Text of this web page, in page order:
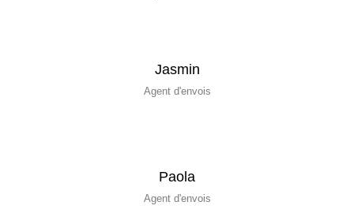
Jasmin
Agent d'envois
Paola
Agent d'envois